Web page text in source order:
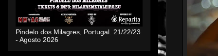
Pindelo dos Milagres, Portugal. 21/22/23
- Agosto 2026